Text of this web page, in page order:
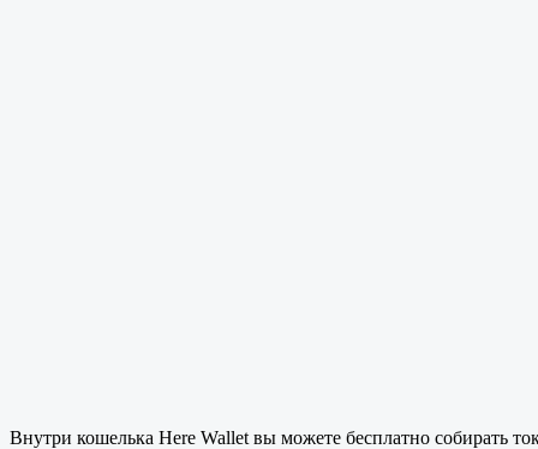
Внутри кошелька Here Wallet вы можете бесплатно собирать